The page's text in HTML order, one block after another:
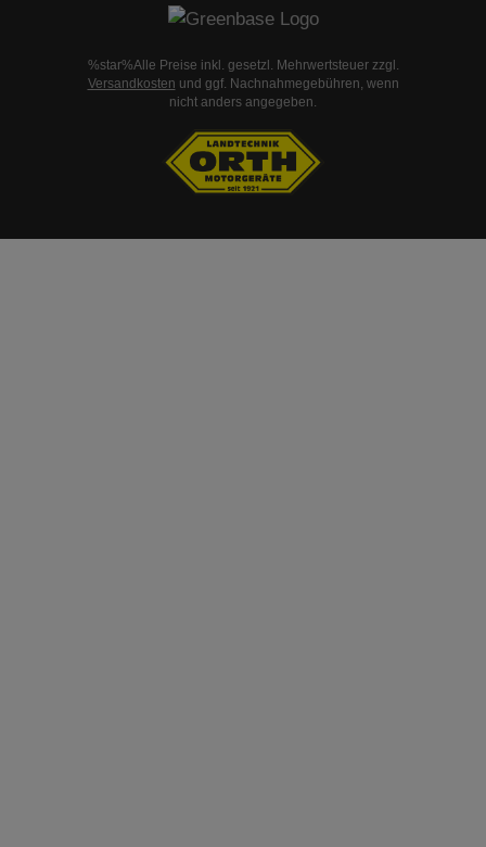
%star%Alle Preise inkl. gesetzl. Mehrwertsteuer zzgl.
Versandkosten und ggf. Nachnahmegebühren, wenn
nicht anders angegeben.